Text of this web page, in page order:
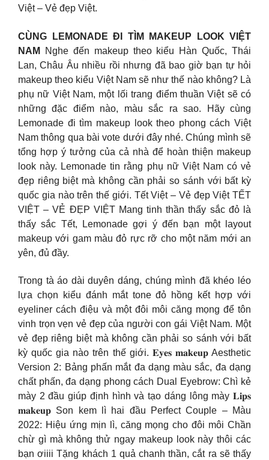
Việt – Vẻ đẹp Việt.
CÙNG LEMONADE ĐI TÌM MAKEUP LOOK VIỆT
NAM
Nghe đến makeup theo kiểu Hàn Quốc, Thái
Lan, Châu Âu nhiều rồi nhưng đã bao giờ bạn tự hỏi
makeup theo kiểu Việt Nam sẽ như thế nào không? Là
phụ nữ Việt Nam, một lối trang điểm thuần Việt sẽ có
những đặc điểm nào, màu sắc ra sao. Hãy cùng
Lemonade đi tìm makeup look theo phong cách Việt
Nam thông qua bài vote dưới đây nhé. Chúng mình sẽ
tổng hợp ý tưởng của cả nhà để hoàn thiện makeup
look này. Lemonade tin rằng phụ nữ Việt Nam có vẻ
đẹp riêng biệt mà không cần phải so sánh với bất kỳ
quốc gia nào trên thế giới. Tết Việt – Vẻ đẹp Việt TẾT
VIỆT – VẺ ĐẸP VIỆT Mang tinh thần thấy sắc đỏ là
thấy sắc Tết, Lemonade gợi ý đến bạn một layout
makeup với gam màu đỏ rực rỡ cho một năm mới an
yên, đủ đầy.
Trong tà áo dài duyên dáng, chúng mình đã khéo léo
lựa chọn kiểu đánh mắt tone đỏ hồng kết hợp với
eyeliner cách điệu và một đôi môi căng mọng để tôn
vinh trọn vẹn vẻ đẹp của người con gái Việt Nam. Một
vẻ đẹp riêng biệt mà không cần phải so sánh với bất
kỳ quốc gia nào trên thế giới. 𝐄𝐲𝐞𝐬 𝐦𝐚𝐤𝐞𝐮𝐩 Aesthetic
Version 2: Bảng phấn mắt đa dạng màu sắc, đa dạng
chất phấn, đa dạng phong cách Dual Eyebrow: Chì kẻ
mày 2 đầu giúp định hình và tạo dáng lông mày 𝐋𝐢𝐩𝐬
𝐦𝐚𝐤𝐞𝐮𝐩 Son kem lì hai đầu Perfect Couple – Màu
2022: Hiệu ứng mịn lì, căng mọng cho đôi môi Chần
chừ gì mà không thử ngay makeup look này thôi các
bạn ơiiii Tặng khách 1 quả chanh thần, cắt ra sẽ thấy